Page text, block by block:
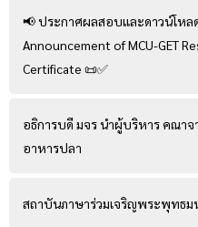
📢 ประกาศผลสอบและดาวน์โหลด
Announcement of MCU-GET
Certificate 📜✅
อธิการบดี มจร นำผู้บริหาร คณาจ
อาหารปลา
สถาบันภาษาร่วมเจริญพระพุทธ